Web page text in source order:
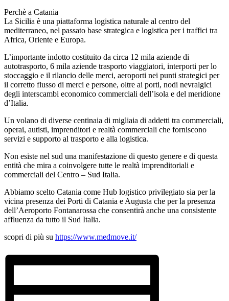
Perchè a Catania
La Sicilia è una piattaforma logistica naturale al centro del
mediterraneo, nel passato base strategica e logistica per i traffici tra
Africa, Oriente e Europa.
L’importante indotto costituito da circa 12 mila aziende di
autotrasporto, 6 mila aziende trasporto viaggiatori, interporti per lo
stoccaggio e il rilancio delle merci, aeroporti nei punti strategici per
il corretto flusso di merci e persone, oltre ai porti, nodi nevralgici
degli interscambi economico commerciali dell’isola e del meridione
d’Italia.
Un volano di diverse centinaia di migliaia di addetti tra commerciali,
operai, autisti, imprenditori e realtà commerciali che forniscono
servizi e supporto al trasporto e alla logistica.
Non esiste nel sud una manifestazione di questo genere e di questa
entità che mira a coinvolgere tutte le realtà imprenditoriali e
commerciali del Centro – Sud Italia.
Abbiamo scelto Catania come Hub logistico privilegiato sia per la
vicina presenza dei Porti di Catania e Augusta che per la presenza
dell’Aeroporto Fontanarossa che consentirà anche una consistente
affluenza da tutto il Sud Italia.
scopri di più su https://www.medmove.it/